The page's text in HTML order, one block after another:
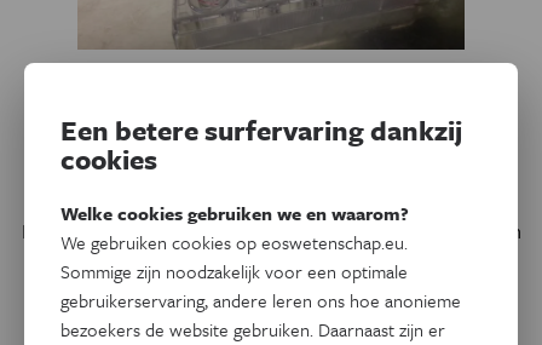
Jouw longen in het lab in de
strijd tegen virussen
In onze luchtwegen draaien miljoenen cellen samen als één
ademend bedrijf. Soms proberen ongewenste gasten dat
systeem binnen te dringen: virussen. In ons laboratorium
gebruiken we miniatuurluchtwegen om te ontdekken hoe
Een betere surfervaring dankzij
cookies
Welke cookies gebruiken we en waarom?
We gebruiken cookies op eoswetenschap.eu.
Sommige zijn noodzakelijk voor een optimale
gebruikerservaring, andere leren ons hoe anonieme
bezoekers de website gebruiken. Daarnaast zijn er